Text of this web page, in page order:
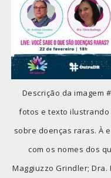
Descrição da imagem
fotos e texto
sobre doenças raras. À
com os nomes dos
Maggiuzzo Grindler; Dra.